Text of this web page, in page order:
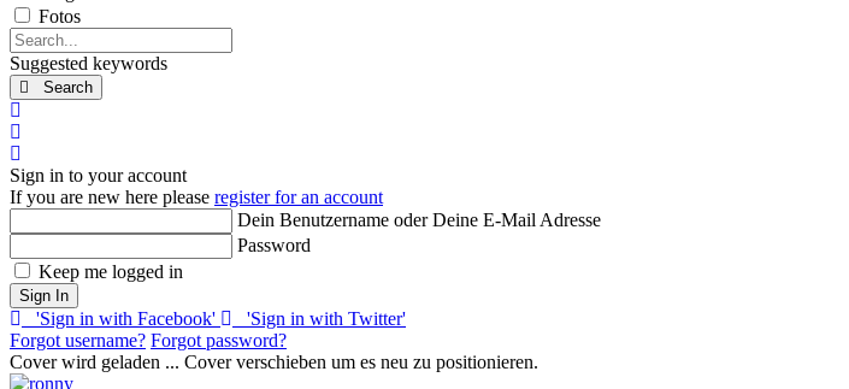
Fotos
Search...
Suggested keywords
Search
Sign in to your account
If you are new here please register for an account
Dein Benutzername oder Deine E-Mail Adresse
Password
Keep me logged in
Sign In
'Sign in with Facebook'
'Sign in with Twitter'
Forgot username? Forgot password?
Cover wird geladen ... Cover verschieben um es neu zu positionieren.